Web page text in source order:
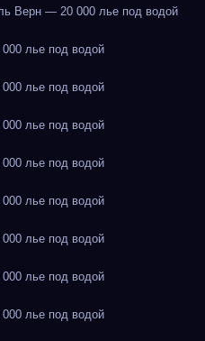
Верн — 20 000 лье под водой
лье под водой
лье под водой
лье под водой
лье под водой
лье под водой
лье под водой
лье под водой
лье под водой